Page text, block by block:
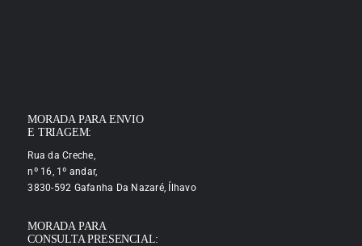
MORADA PARA ENVIO
E TRIAGEM:
Rua da Creche,
nº 16, 1º andar,
3830-592 Gafanha Da Nazaré, Ílhavo
MORADA PARA
CONSULTA PRESENCIAL: